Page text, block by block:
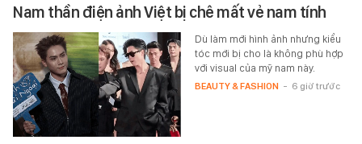
Nam thần điện ảnh Việt bị chê mất vẻ nam tính
Dù làm mới hình ảnh nhưng kiểu
tóc mới bị cho là không phù hợp
với visual của mỹ nam này.
BEAUTY & FASHION - 6 giờ trước